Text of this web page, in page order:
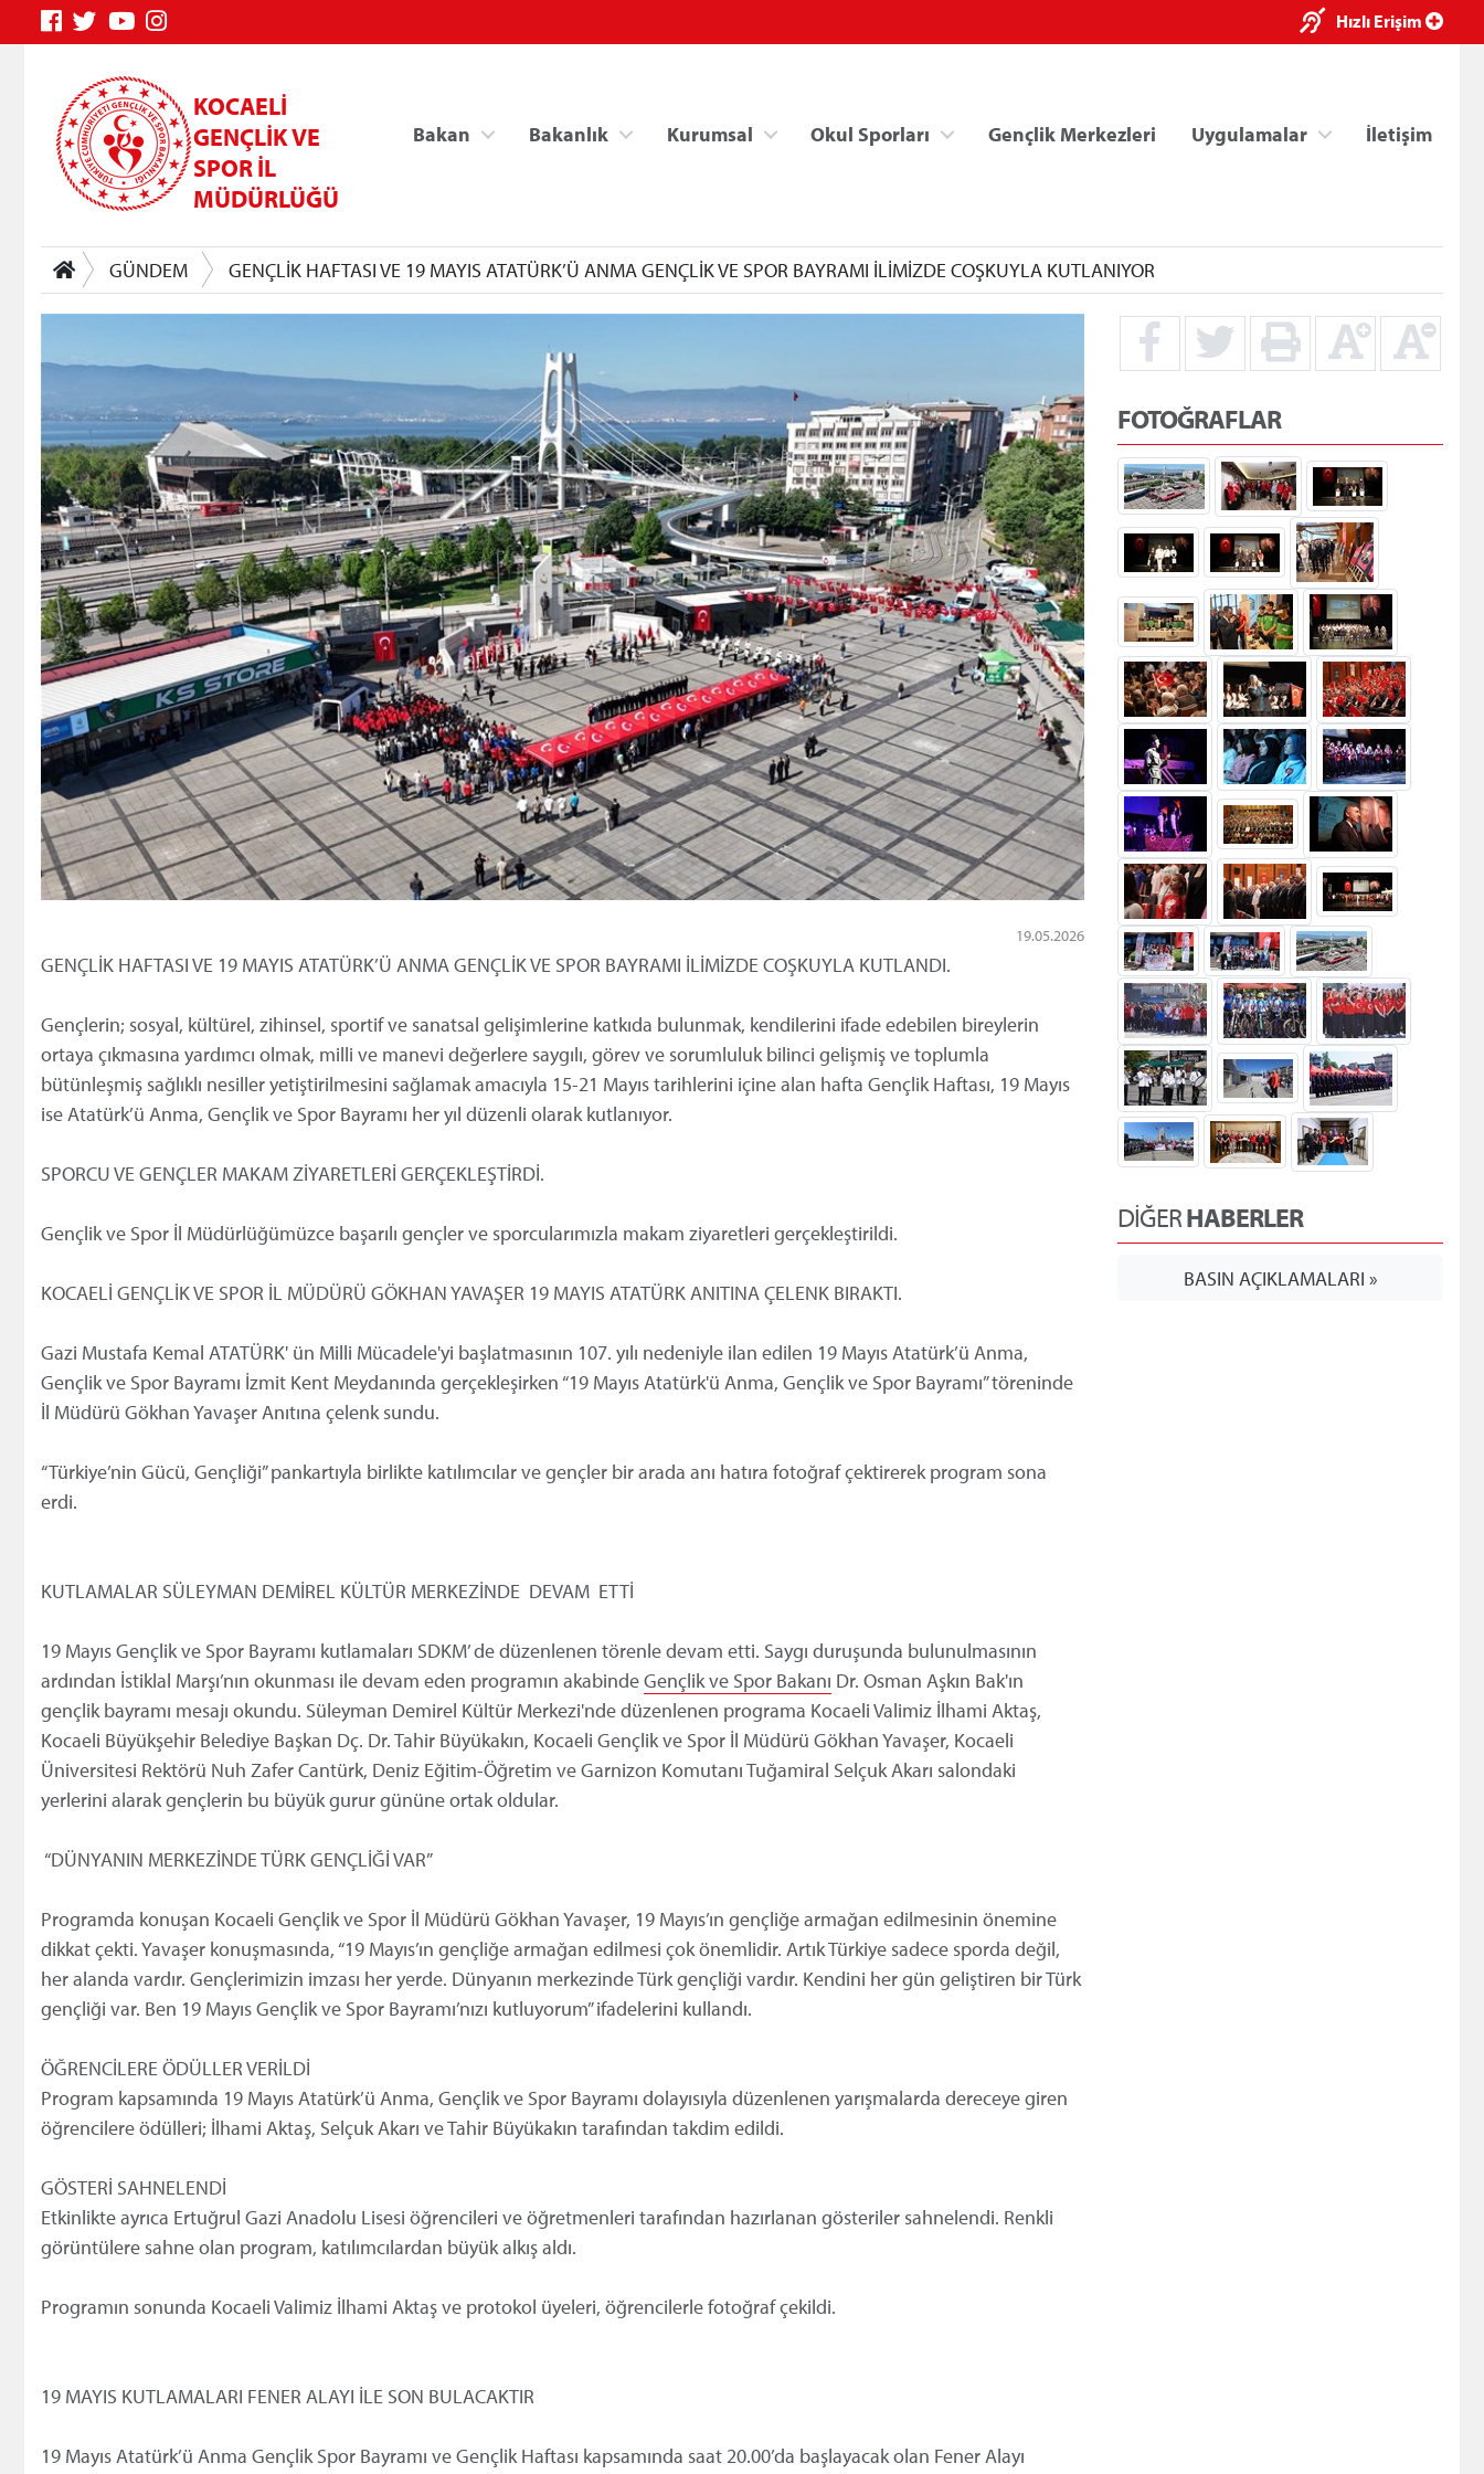
Hızlı Erişim
KOCAELİ
GENÇLİK VE
SPOR İL
MÜDÜRLÜĞÜ
Bakan Bakanlık Kurumsal Okul Sporları Gençlik Merkezleri Uygulamalar İletişim
GÜNDEM GENÇLİK HAFTASI VE 19 MAYIS ATATÜRK’Ü ANMA GENÇLİK VE SPOR BAYRAMI İLİMİZDE COŞKUYLA KUTLANIYOR
19.05.2026
GENÇLİK HAFTASI VE 19 MAYIS ATATÜRK’Ü ANMA GENÇLİK VE SPOR BAYRAMI İLİMİZDE COŞKUYLA KUTLANDI.
Gençlerin; sosyal, kültürel, zihinsel, sportif ve sanatsal gelişimlerine katkıda bulunmak, kendilerini ifade edebilen bireylerin
ortaya çıkmasına yardımcı olmak, milli ve manevi değerlere saygılı, görev ve sorumluluk bilinci gelişmiş ve toplumla
bütünleşmiş sağlıklı nesiller yetiştirilmesini sağlamak amacıyla 15-21 Mayıs tarihlerini içine alan hafta Gençlik Haftası, 19 Mayıs
ise Atatürk’ü Anma, Gençlik ve Spor Bayramı her yıl düzenli olarak kutlanıyor.
SPORCU VE GENÇLER MAKAM ZİYARETLERİ GERÇEKLEŞTİRDİ.
Gençlik ve Spor İl Müdürlüğümüzce başarılı gençler ve sporcularımızla makam ziyaretleri gerçekleştirildi.
KOCAELİ GENÇLİK VE SPOR İL MÜDÜRÜ GÖKHAN YAVAŞER 19 MAYIS ATATÜRK ANITINA ÇELENK BIRAKTI.
Gazi Mustafa Kemal ATATÜRK' ün Milli Mücadele'yi başlatmasının 107. yılı nedeniyle ilan edilen 19 Mayıs Atatürk’ü Anma,
Gençlik ve Spor Bayramı İzmit Kent Meydanında gerçekleşirken “19 Mayıs Atatürk'ü Anma, Gençlik ve Spor Bayramı” töreninde
İl Müdürü Gökhan Yavaşer Anıtına çelenk sundu.
“Türkiye’nin Gücü, Gençliği” pankartıyla birlikte katılımcılar ve gençler bir arada anı hatıra fotoğraf çektirerek program sona
erdi.
KUTLAMALAR SÜLEYMAN DEMİREL KÜLTÜR MERKEZİNDE DEVAM ETTİ
19 Mayıs Gençlik ve Spor Bayramı kutlamaları SDKM’ de düzenlenen törenle devam etti. Saygı duruşunda bulunulmasının
ardından İstiklal Marşı’nın okunması ile devam eden programın akabindeGençlik ve Spor Bakanı Dr. Osman Aşkın Bak'ın
gençlik bayramı mesajı okundu. Süleyman Demirel Kültür Merkezi'nde düzenlenen programa Kocaeli Valimiz İlhami Aktaş,
Kocaeli Büyükşehir Belediye Başkan Dç. Dr. Tahir Büyükakın, Kocaeli Gençlik ve Spor İl Müdürü Gökhan Yavaşer, Kocaeli
Üniversitesi Rektörü Nuh Zafer Cantürk, Deniz Eğitim-Öğretim ve Garnizon Komutanı Tuğamiral Selçuk Akarı salondaki
yerlerini alarak gençlerin bu büyük gurur gününe ortak oldular.
“DÜNYANIN MERKEZİNDE TÜRK GENÇLİĞİ VAR”
Programda konuşan Kocaeli Gençlik ve Spor İl Müdürü Gökhan Yavaşer, 19 Mayıs’ın gençliğe armağan edilmesinin önemine
dikkat çekti. Yavaşer konuşmasında, “19 Mayıs’ın gençliğe armağan edilmesi çok önemlidir. Artık Türkiye sadece sporda değil,
her alanda vardır. Gençlerimizin imzası her yerde. Dünyanın merkezinde Türk gençliği vardır. Kendini her gün geliştiren bir Türk
gençliği var. Ben 19 Mayıs Gençlik ve Spor Bayramı’nızı kutluyorum” ifadelerini kullandı.
ÖĞRENCİLERE ÖDÜLLER VERİLDİ
Program kapsamında 19 Mayıs Atatürk’ü Anma, Gençlik ve Spor Bayramı dolayısıyla düzenlenen yarışmalarda dereceye giren
öğrencilere ödülleri; İlhami Aktaş, Selçuk Akarı ve Tahir Büyükakın tarafından takdim edildi.
GÖSTERİ SAHNELENDİ
Etkinlikte ayrıca Ertuğrul Gazi Anadolu Lisesi öğrencileri ve öğretmenleri tarafından hazırlanan gösteriler sahnelendi. Renkli
görüntülere sahne olan program, katılımcılardan büyük alkış aldı.
Programın sonunda Kocaeli Valimiz İlhami Aktaş ve protokol üyeleri, öğrencilerle fotoğraf çekildi.
19 MAYIS KUTLAMALARI FENER ALAYI İLE SON BULACAKTIR
19 Mayıs Atatürk’ü Anma Gençlik Spor Bayramı ve Gençlik Haftası kapsamında saat 20.00’da başlayacak olan Fener Alayı
FOTOĞRAFLAR
DİĞERHABERLER
BASIN AÇIKLAMALARI »
×
Spor Bilgi Sistemi